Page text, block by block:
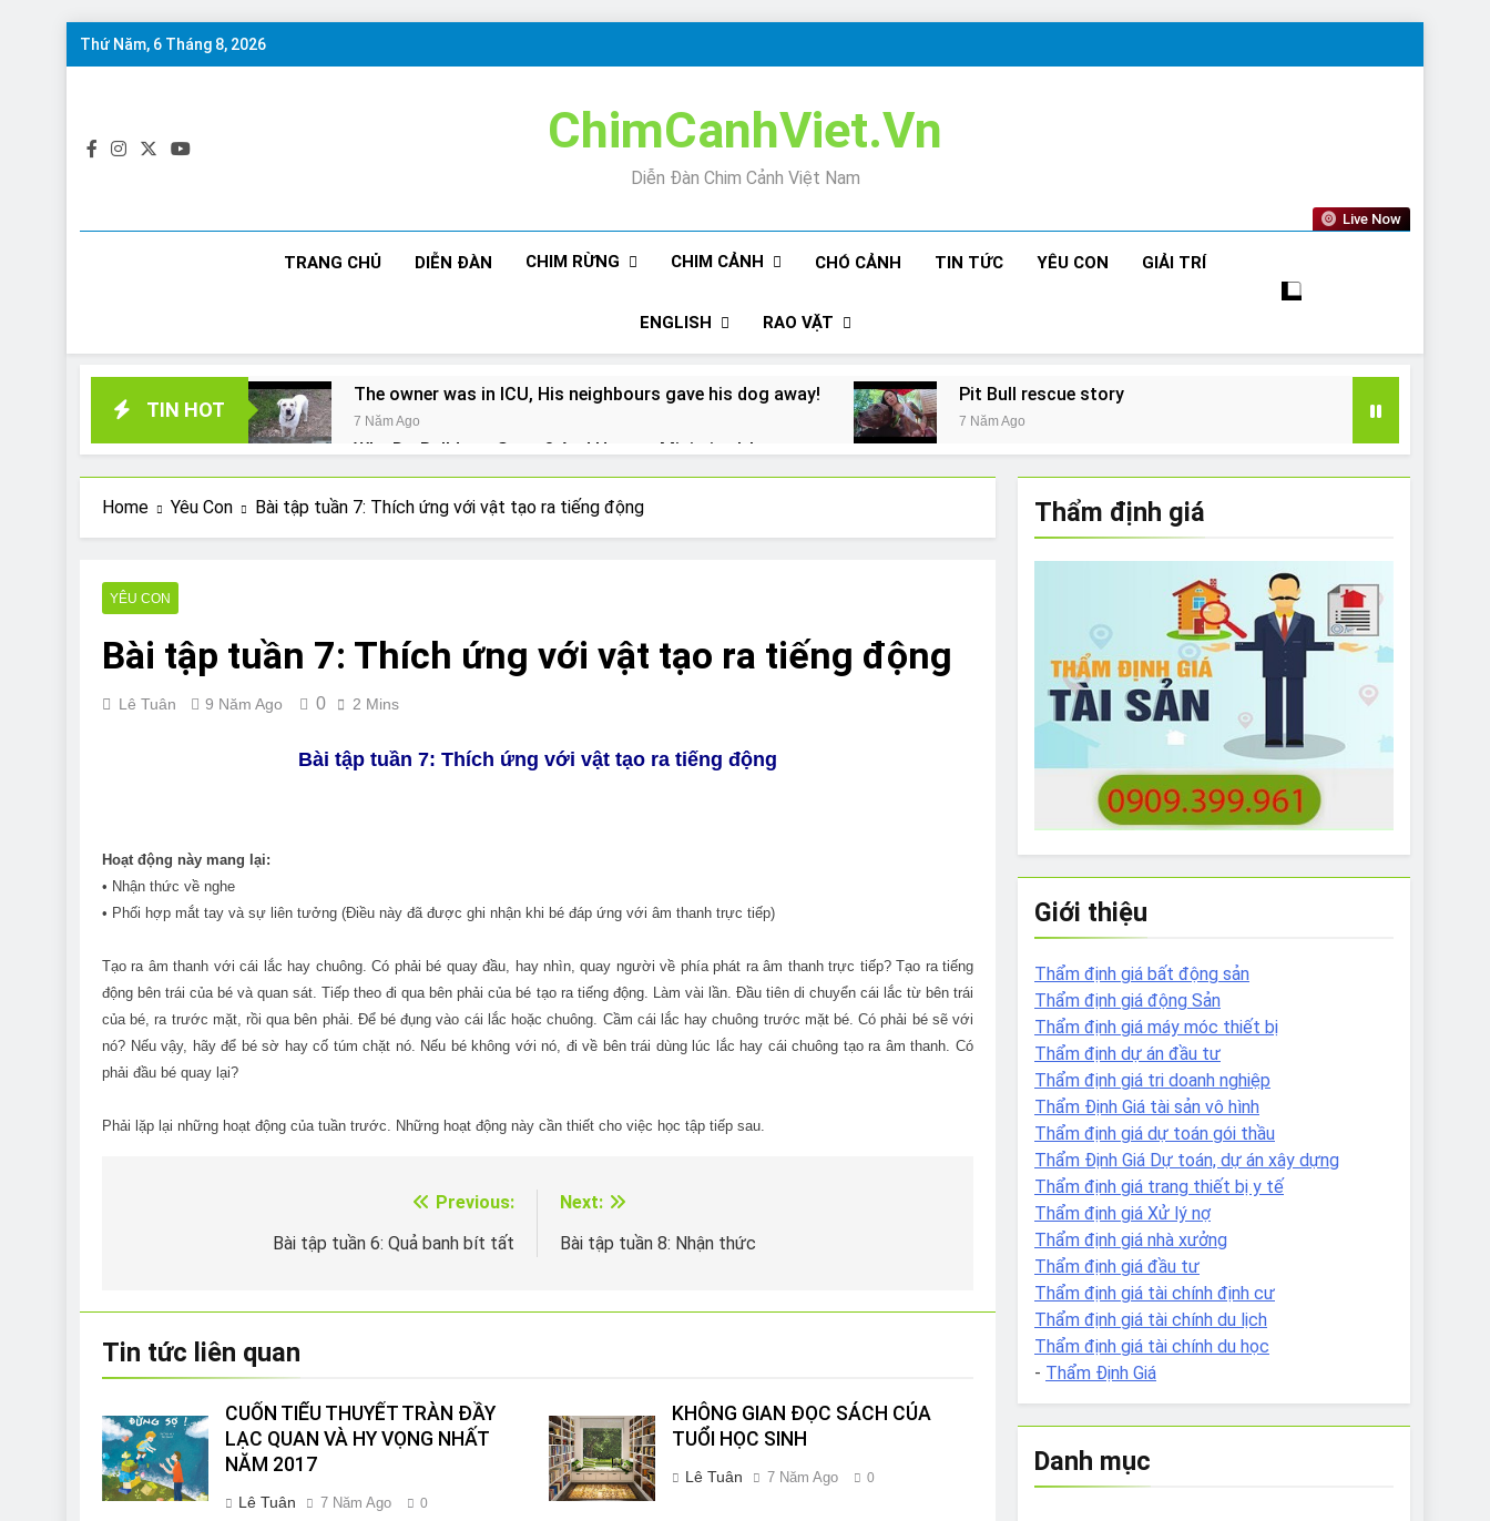
Skip
Thứ Năm, 6 Tháng 8, 2026
ChimCanhViet.Vn
Diễn Đàn Chim Cảnh Việt Nam
Live Now
TRANG CHỦ DIỄN ĐÀN CHIM RỪNG CHIM CẢNH CHÓ CẢNH TIN TỨC YÊU CON GIẢI TRÍ
ENGLISH RAO VẶT
TIN HOT
The owner was in ICU, His neighbours gave his dog away!
7 Năm Ago
Pit Bull rescue story
7 Năm Ago
Why Do Bulldogs Snore? And How to Minimize It!
7 Năm Ago
Are Bulldogs Lazy? Not as much as you think and here’s why!
The Ultimate Guide to What Bulldogs Can (and can’t) Eat
7 Năm Ago 7 Năm Ago
Can Bulldogs Play Fetch? And How to Train Them!
7 Năm Ago
How Often Do I Need to Groom My Bulldog
Home Yêu Con Bài tập tuần 7: Thích ứng với vật tạo ra tiếng động
YÊU CON
Bài tập tuần 7: Thích ứng với vật tạo ra tiếng động
Lê Tuân 9 Năm Ago 0 2 Mins
Bài tập tuần 7: Thích ứng với vật tạo ra tiếng động
Hoạt động này mang lại:
• Nhận thức về nghe
• Phối hợp mắt tay và sự liên tưởng (Điều này đã được ghi nhận khi bé đáp ứng với âm thanh trực tiếp)
Tạo ra âm thanh với cái lắc hay chuông. Có phải bé quay đầu, hay nhìn, quay người về phía phát ra âm thanh trực tiếp? Tạo ra tiếng
động bên trái của bé và quan sát. Tiếp theo đi qua bên phải của bé tạo ra tiếng động. Làm vài lần. Đầu tiên di chuyển cái lắc từ bên trái
của bé, ra trước mặt, rồi qua bên phải. Để bé đụng vào cái lắc hoặc chuông. Cầm cái lắc hay chuông trước mặt bé. Có phải bé sẽ với
nó? Nếu vậy, hãy để bé sờ hay cố túm chặt nó. Nếu bé không với nó, đi về bên trái dùng lúc lắc hay cái chuông tạo ra âm thanh. Có
phải đầu bé quay lại?
Phải lặp lại những hoạt động của tuần trước. Những hoạt động này cần thiết cho việc học tập tiếp sau.
Previous:
Bài tập tuần 6: Quả banh bít tất
Next:
Bài tập tuần 8: Nhận thức
Tin tức liên quan
CUỐN TIỂU THUYẾT TRÀN ĐẦY
LẠC QUAN VÀ HY VỌNG NHẤT
NĂM 2017
Lê Tuân 7 Năm Ago 0
KHÔNG GIAN ĐỌC SÁCH CỦA
TUỔI HỌC SINH
Lê Tuân 7 Năm Ago 0
Thẩm định giá
Giới thiệu
Thẩm định giá bất động sản
Thẩm định giá động Sản
Thẩm định giá máy móc thiết bị
Thẩm định dự án đầu tư
Thẩm định giá tri doanh nghiệp
Thẩm Định Giá tài sản vô hình
Thẩm định giá dự toán gói thầu
Thẩm Định Giá Dự toán, dự án xây dựng
Thẩm định giá trang thiết bị y tế
Thẩm định giá Xử lý nợ
Thẩm định giá nhà xưởng
Thẩm định giá đầu tư
Thẩm định giá tài chính định cư
Thẩm định giá tài chính du lịch
Thẩm định giá tài chính du học
- Thẩm Định Giá
Danh mục